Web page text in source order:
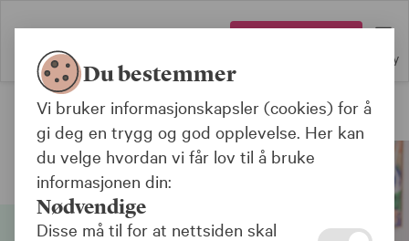
Meny
Seniorlån
Du bestemmer
Vi bruker informasjonskapsler (cookies) for å
gi deg en trygg og god opplevelse. Her kan
du velge hvordan vi får lov til å bruke
informasjonen din:
Nødvendige
Disse må til for at nettsiden skal